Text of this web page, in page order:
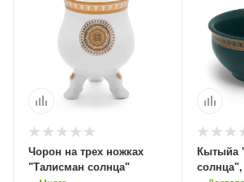
Чорон на трех ножках
"Талисман солнца"
Кытыйа
солнца",